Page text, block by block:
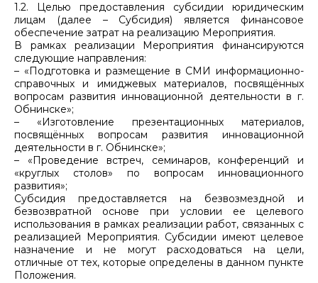
1.2. Целью предоставления субсидии юридическим
лицам (далее – Субсидия) является финансовое
обеспечение затрат на реализацию Мероприятия.
В рамках реализации Мероприятия финансируются
следующие направления:
– «Подготовка и размещение в СМИ информационно-
справочных и имиджевых материалов, посвящённых
вопросам развития инновационной деятельности в г.
Обнинске»;
– «Изготовление презентационных материалов,
посвящённых вопросам развития инновационной
деятельности в г. Обнинске»;
– «Проведение встреч, семинаров, конференций и
«круглых столов» по вопросам инновационного
развития»;
Субсидия предоставляется на безвозмездной и
безвозвратной основе при условии ее целевого
использования в рамках реализации работ, связанных с
реализацией Мероприятия. Субсидии имеют целевое
назначение и не могут расходоваться на цели,
отличные от тех, которые определены в данном пункте
Положения.